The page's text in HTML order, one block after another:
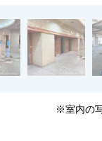
※室内の